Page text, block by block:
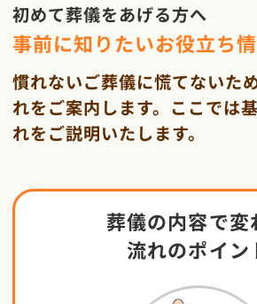
初めて葬儀をあげる方へ
事前に知りたいお役立ち
慣れないご葬儀に慌てないた
れをご案内します。ここでは
れをご説明いたします。
葬儀の内容で変
流れのポイン